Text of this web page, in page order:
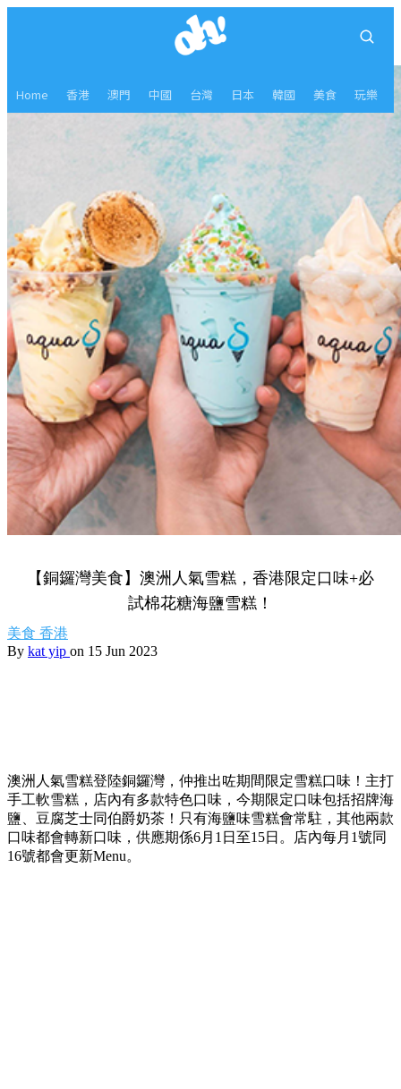
Home 香港 澳門 中國 台灣 日本 韓國 美食 玩樂
【銅鑼灣美食】澳洲人氣雪糕，香港限定口味+必
試棉花糖海鹽雪糕！
美食 香港
By kat yip on 15 Jun 2023
澳洲人氣雪糕登陸銅鑼灣，仲推出咗期間限定雪糕口味！主打
手工軟雪糕，店內有多款特色口味，今期限定口味包括招牌海
鹽、豆腐芝士同伯爵奶茶！只有海鹽味雪糕會常駐，其他兩款
口味都會轉新口味，供應期係6月1日至15日。店內每月1號同
16號都會更新Menu。